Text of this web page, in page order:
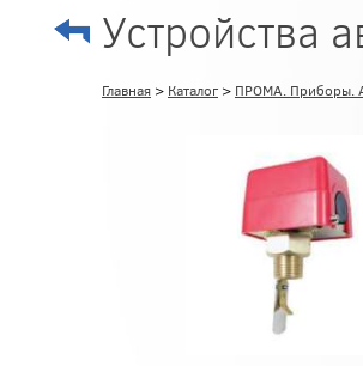
Устройства
Главная > Каталог > ПРОМА. Приборы.